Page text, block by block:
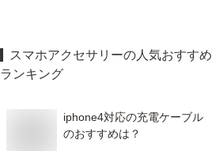
スマホアクセサリーの人気おすすめ
ランキング
iphone4対応の充電ケーブル
のおすすめは？